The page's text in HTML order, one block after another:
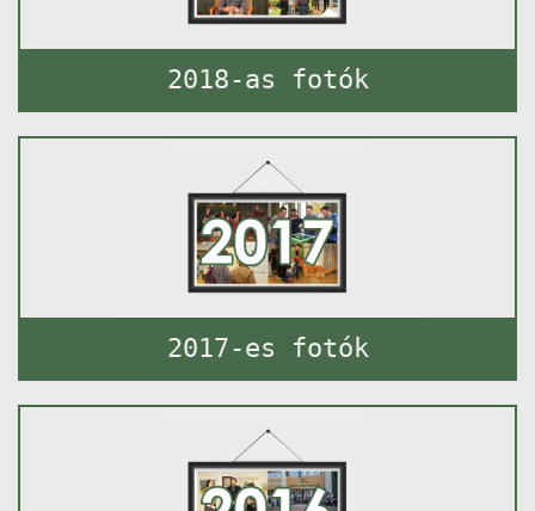
2018-as fotók
2017-es fotók